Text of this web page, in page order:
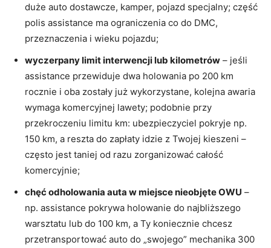
duże auto dostawcze, kamper, pojazd specjalny; część
polis assistance ma ograniczenia co do DMC,
przeznaczenia i wieku pojazdu;
wyczerpany limit interwencji lub kilometrów – jeśli
assistance przewiduje dwa holowania po 200 km
rocznie i oba zostały już wykorzystane, kolejna awaria
wymaga komercyjnej lawety; podobnie przy
przekroczeniu limitu km: ubezpieczyciel pokryje np.
150 km, a reszta do zapłaty idzie z Twojej kieszeni –
często jest taniej od razu zorganizować całość
komercyjnie;
chęć odholowania auta w miejsce nieobjęte OWU –
np. assistance pokrywa holowanie do najbliższego
warsztatu lub do 100 km, a Ty koniecznie chcesz
przetransportować auto do „swojego” mechanika 300